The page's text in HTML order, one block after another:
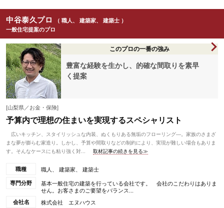
中谷泰久プロ
（ 職人、 建築家、 建築士 ）
一般住宅提案のプロ
このプロの一番の強み
豊富な経験を生かし、的確な間取りを素早
く提案
[山梨県／お金・保険]
予算内で理想の住まいを実現するスペシャリスト
広いキッチン、スタイリッシュな内装、ぬくもりある無垢のフローリング―。家族のさまざ
まな夢が膨らむ家造り。しかし、予算や間取りなどの制約により、実現が難しい場合もありま
す。そんなケースにも粘り強く対...
取材記事の続きを見る≫
職種 職人、 建築家、 建築士
専門分野
基本一般住宅の建築を行っている会社です。 会社のこだわりはありま
せん。お客さまのご要望をバランス...
会社名
株式会社 エヌハウス